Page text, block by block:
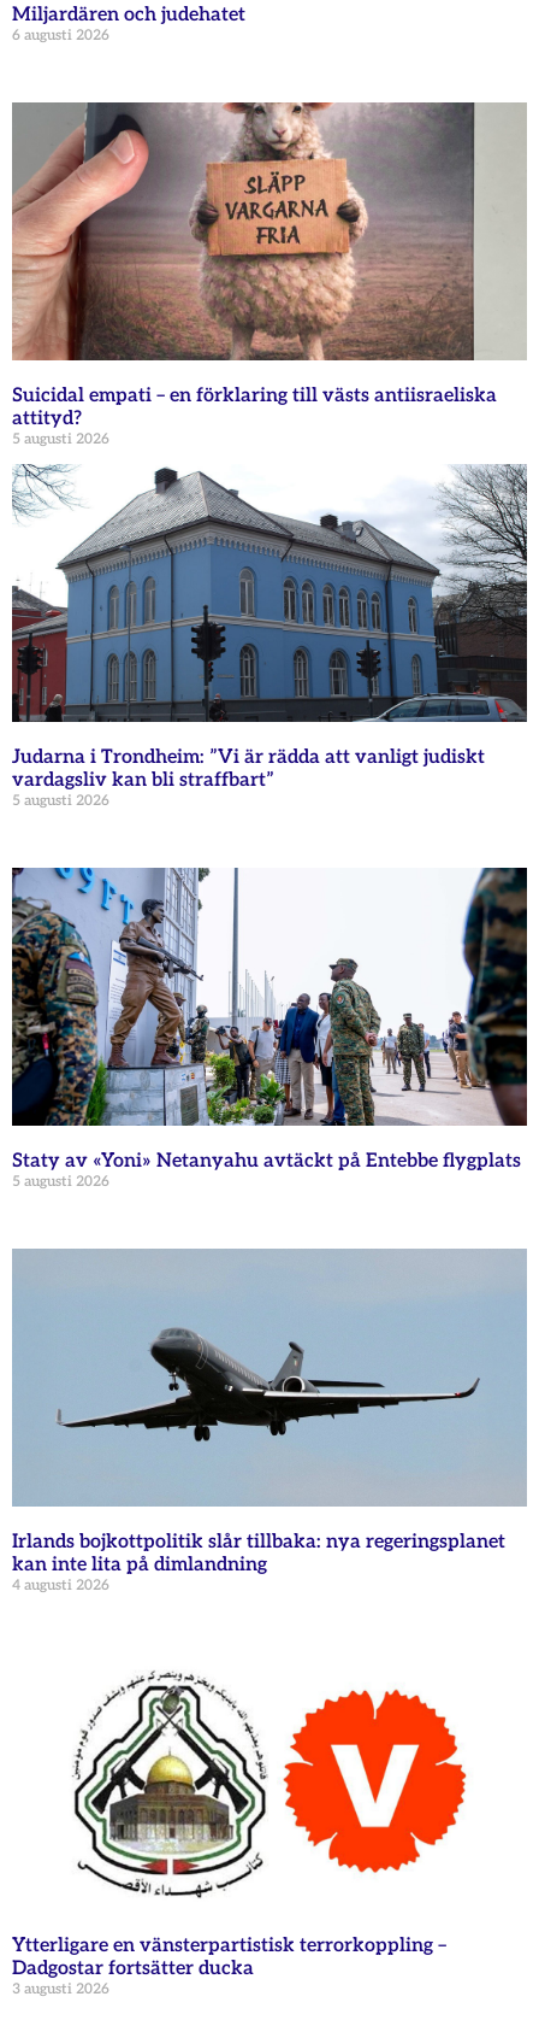
Miljardären och judehatet
6 augusti 2026
Suicidal empati – en förklaring till västs antiisraeliska
attityd?
5 augusti 2026
Judarna i Trondheim: ”Vi är rädda att vanligt judiskt
vardagsliv kan bli straffbart”
5 augusti 2026
Staty av «Yoni» Netanyahu avtäckt på Entebbe flygplats
5 augusti 2026
Irlands bojkottpolitik slår tillbaka: nya regeringsplanet
kan inte lita på dimlandning
4 augusti 2026
Ytterligare en vänsterpartistisk terrorkoppling –
Dadgostar fortsätter ducka
3 augusti 2026